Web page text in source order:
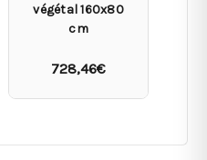
végétal 160x80
cm
728,46€